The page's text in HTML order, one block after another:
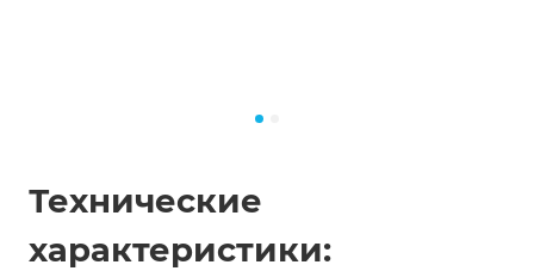
Технические
характеристики: